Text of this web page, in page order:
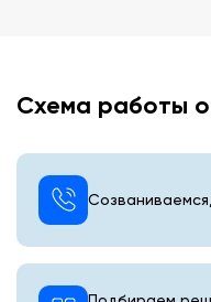
Схема работы